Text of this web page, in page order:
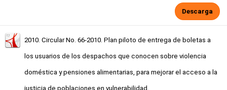
Descarga
2010. Circular No. 66-2010. Plan piloto de entrega de boletas a
los usuarios de los despachos que conocen sobre violencia
doméstica y pensiones alimentarias, para mejorar el acceso a la
justicia de poblaciones en vulnerabilidad.